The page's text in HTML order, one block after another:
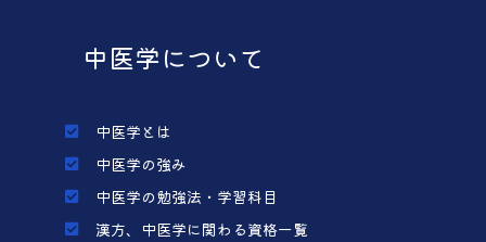
中医学について
中医学とは
中医学の強み
中医学の勉強法・学習科目
漢方、中医学に関わる資格一覧